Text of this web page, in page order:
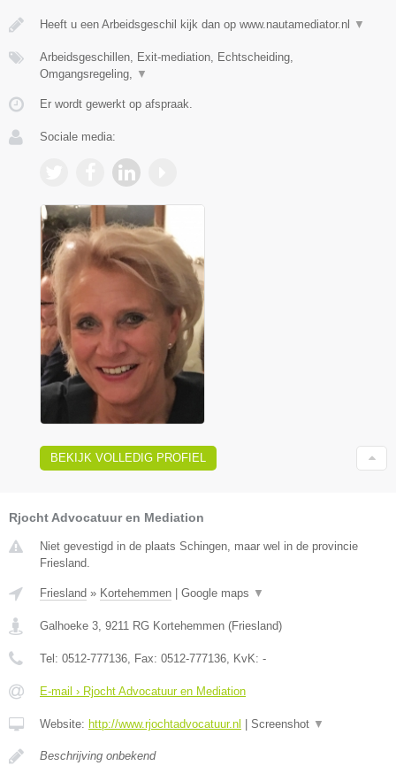
Heeft u een Arbeidsgeschil kijk dan op www.nautamediator.nl ▼
Arbeidsgeschillen, Exit-mediation, Echtscheiding,
Omgangsregeling,
▼
Er wordt gewerkt op afspraak.
Sociale media:
BEKIJK VOLLEDIG PROFIEL
Rjocht Advocatuur en Mediation
Niet gevestigd in de plaats Schingen, maar wel in de provincie
Friesland.
Friesland » Kortehemmen Google maps ▼
Galhoeke 3, 9211 RG Kortehemmen (Friesland)
Tel: 0512-777136, Fax: 0512-777136, KvK: -
E-mail › Rjocht Advocatuur en Mediation
Website: http://www.rjochtadvocatuur.nl Screenshot ▼
Beschrijving onbekend